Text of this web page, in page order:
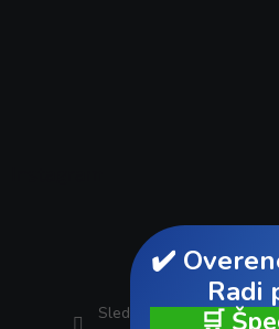
Sledovať na Instagrame
✔️
Radi
🛒